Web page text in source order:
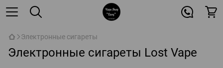
Электронные сигареты
Электронные сигареты Lost Vape